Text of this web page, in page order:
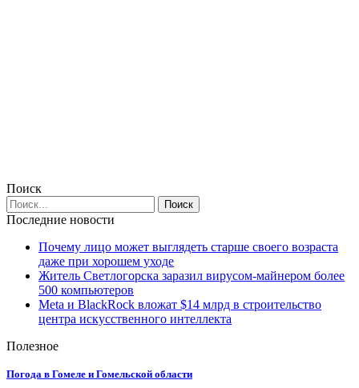
Поиск
Последние новости
Почему лицо может выглядеть старше своего возраста
даже при хорошем уходе
Житель Светлогорска заразил вирусом-майнером более
500 компьютеров
Meta и BlackRock вложат $14 млрд в строительство
центра искусственного интеллекта
Полезное
Погода в Гомеле и Гомельской области